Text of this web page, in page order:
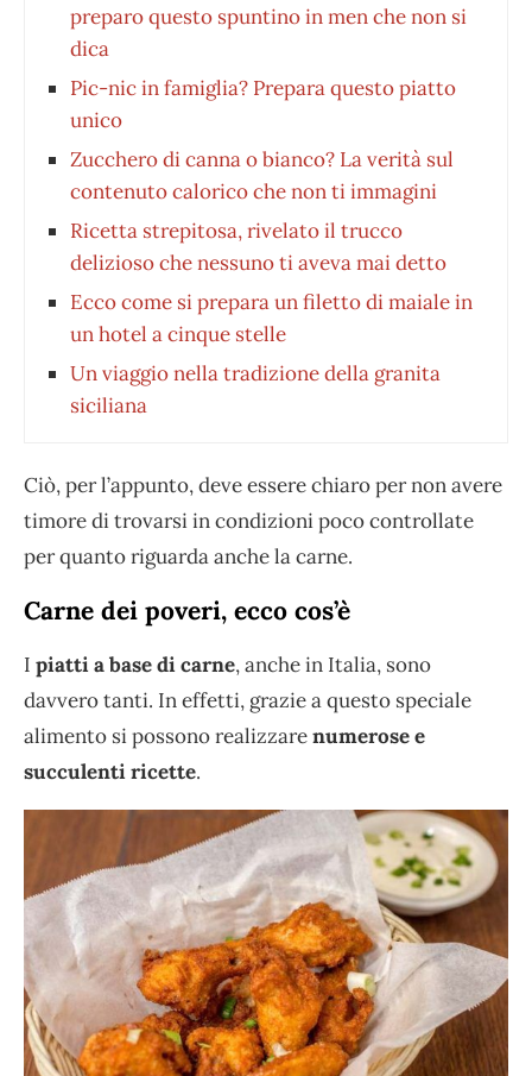
preparo questo spuntino in men che non si
dica
Pic-nic in famiglia? Prepara questo piatto
unico
Zucchero di canna o bianco? La verità sul
contenuto calorico che non ti immagini
Ricetta strepitosa, rivelato il trucco
delizioso che nessuno ti aveva mai detto
Ecco come si prepara un filetto di maiale in
un hotel a cinque stelle
Un viaggio nella tradizione della granita
siciliana
Ciò, per l’appunto, deve essere chiaro per non avere
timore di trovarsi in condizioni poco controllate
per quanto riguarda anche la carne.
Carne dei poveri, ecco cos’è
I piatti a base di carne, anche in Italia, sono
davvero tanti. In effetti, grazie a questo speciale
alimento si possono realizzarenumerose e
succulenti ricette.